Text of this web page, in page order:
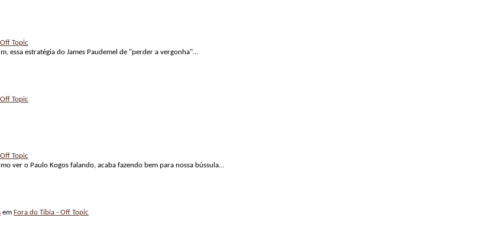
Topic
essa estratégia do James Paudemel de "perder a vergonha"...
Topic
Topic
ver o Paulo Kogos falando, acaba fazendo bem para nossa bússula...
em Fora do Tibia - Off Topic